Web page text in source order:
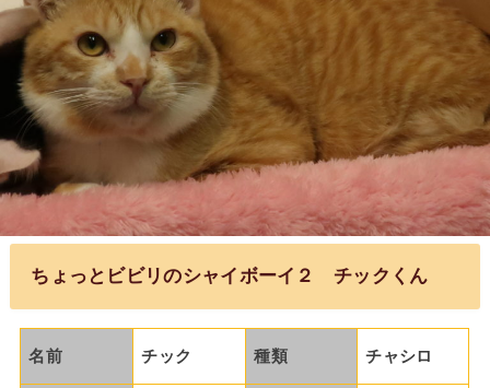
ちょっとビビリのシャイボーイ２ チックくん
名前 チック 種類 チャシロ